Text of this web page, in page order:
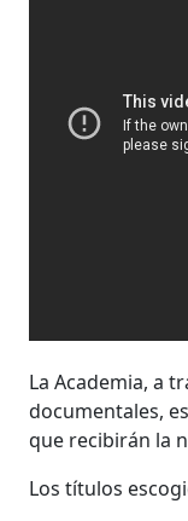
La Academia, a
documentales,
que recibirán la
Los títulos